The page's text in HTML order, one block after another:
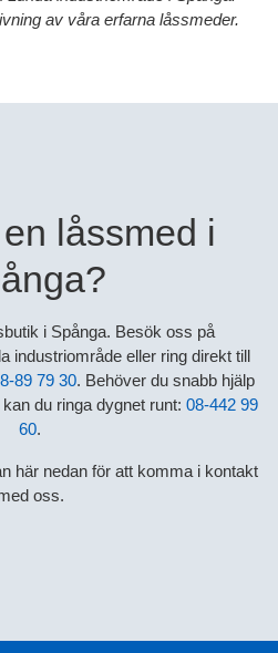
av våra erfarna låssmeder.
låssmed i
i Spånga. Besök oss på
industriområde eller ring direkt till
89 79 30. Behöver du snabb hjälp
du ringa dygnet runt: 08-442 99
60.
här nedan för att komma i kontakt
oss.